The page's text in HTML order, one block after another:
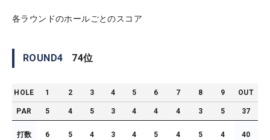
各ラウンドのホールごとのスコア
ROUND4 74位
HOLE 1 2 3 4 5 6 7 8 9 OUT
PAR 5 4 5 3 4 4 4 3 5 37
打数 6 5 4 3 4 5 4 5 4 40